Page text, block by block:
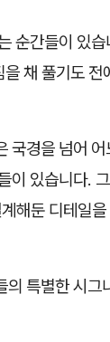
순간들이 있
채 풀기도
국경을 넘어
이 있습니다.
해둔 디테일
특별한 시